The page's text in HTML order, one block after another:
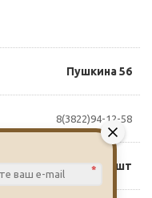
Пушкина 56
8(3822)94-12-58
440 руб./шт
*